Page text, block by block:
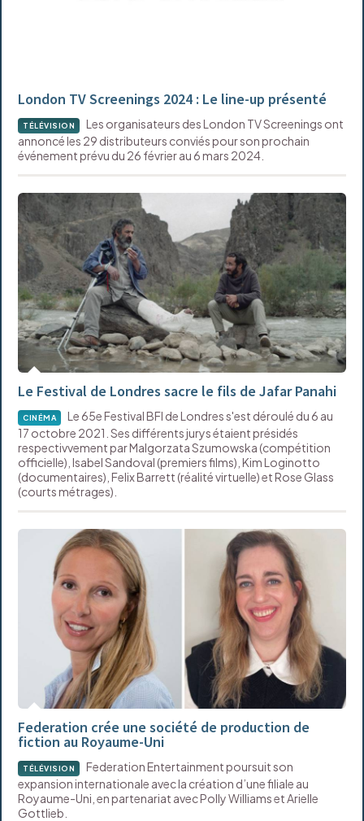
London TV Screenings 2024 : Le line-up présenté
TÉLÉVISION
Les organisateurs des London TV Screenings ont
annoncé les 29 distributeurs conviés pour son prochain
événement prévu du 26 février au 6 mars 2024.
Le Festival de Londres sacre le fils de Jafar Panahi
CINÉMA
Le 65e Festival BFI de Londres s'est déroulé du 6 au
17 octobre 2021. Ses différents jurys étaient présidés
respectivvement par Malgorzata Szumowska (compétition
officielle), Isabel Sandoval (premiers films), Kim Loginotto
(documentaires), Felix Barrett (réalité virtuelle) et Rose Glass
(courts métrages).
Federation crée une société de production de
fiction au Royaume-Uni
TÉLÉVISION
Federation Entertainment poursuit son
expansion internationale avec la création d’une filiale au
Royaume-Uni, en partenariat avec Polly Williams et Arielle
Gottlieb.